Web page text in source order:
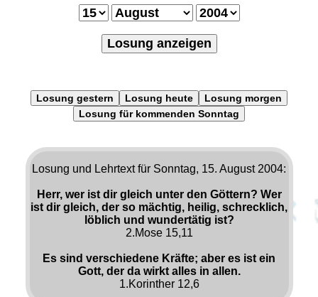
Losung anzeigen
Losung gestern Losung heute
Losung morgen
Losung für kommenden Sonntag
Losung und Lehrtext für Sonntag, 15. August 2004:
Herr, wer ist dir gleich unter den Göttern? Wer
ist dir gleich, der so mächtig, heilig, schrecklich,
löblich und wundertätig ist?
2.Mose 15,11
Es sind verschiedene Kräfte; aber es ist ein
Gott, der da wirkt alles in allen.
1.Korinther 12,6